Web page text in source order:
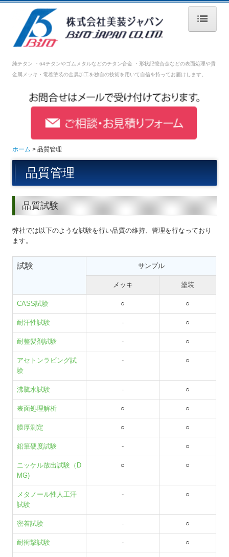
ホーム
会社案内
採用情報
募集要項【生産技術】
募集要項【生産管理】
募集要項【営業】
2026年 営業カレンダー
純チタン ・64チタンやゴムメタルなどのチタン合金 ・形状記憶合金などの表面処理や貴
金属メッキ・電着塗装の金属加工を独自の技術を用いて自信を持ってお届けします。
ホーム 品質管理
品質管理
品質試験
弊社では以下のような試験を行い品質の維持、管理を行なっており
ます。
試験 サンプル
メッキ 塗装
CASS試験 ○ ○
耐汗性試験 - ○
耐整髪剤試験 - ○
アセトンラビング試
験
- ○
沸騰水試験 - ○
表面処理解析 ○ ○
膜厚測定 ○ ○
鉛筆硬度試験 - ○
ニッケル放出試験（D
MG)
○ ○
メタノール性人工汗
試験
- ○
密着試験 - ○
耐衝撃試験 - ○